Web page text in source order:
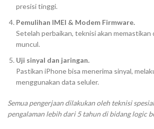
presisi tinggi.
Pemulihan IMEI & Modem Firmware.
Setelah perbaikan, teknisi akan memastikan
muncul.
Uji sinyal dan jaringan.
Pastikan iPhone bisa menerima sinyal,
menggunakan data seluler.
Semua pengerjaan dilakukan oleh teknisi
pengalaman lebih dari 5 tahun di bidang logic